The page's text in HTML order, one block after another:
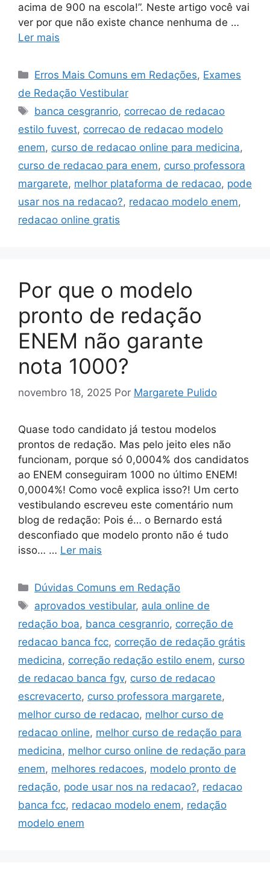
acima de 900 na escola!”. Neste artigo você vai
ver por que não existe chance nenhuma de …
Ler mais
Categorias
Erros Mais Comuns em Redações, Exames
de Redação Vestibular
Tags
banca cesgranrio, correcao de redacao
estilo fuvest, correcao de redacao modelo
enem, curso de redacao online para medicina,
curso de redacao para enem, curso professora
margarete, melhor plataforma de redacao, pode
usar nos na redacao?, redacao modelo enem,
redacao online gratis
Por que o modelo
pronto de redação
ENEM não garante
nota 1000?
novembro 18, 2025 Por Margarete Pulido
Quase todo candidato já testou modelos
prontos de redação. Mas pelo jeito eles não
funcionam, porque só 0,0004% dos candidatos
ao ENEM conseguiram 1000 no último ENEM!
0,0004%! Como você explica isso?! Um certo
vestibulando escreveu este comentário num
blog de redação: Pois é… o Bernardo está
desconfiado que modelo pronto não é tudo
isso… … Ler mais
Categorias
Dúvidas Comuns em Redação
Tags
aprovados vestibular, aula online de
redação boa, banca cesgranrio, correção de
redacao banca fcc, correção de redação grátis
medicina, correção redação estilo enem, curso
de redacao banca fgv, curso de redacao
escrevacerto, curso professora margarete,
melhor curso de redacao, melhor curso de
redacao online, melhor curso de redação para
medicina, melhor curso online de redação para
enem, melhores redacoes, modelo pronto de
redação, pode usar nos na redacao?, redacao
banca fcc, redacao modelo enem, redação
modelo enem